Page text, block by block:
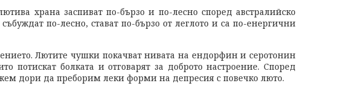
храна заспиват по-бързо и по-лесно според австралийско
по-лесно, стават по-бързо от леглото и са по-енергични
Лютите чушки покачват нивата на ендорфин и серотонин
потискат болката и отговарят за доброто настроение. Според
дори да преборим леки форми на депресия с повечко люто.